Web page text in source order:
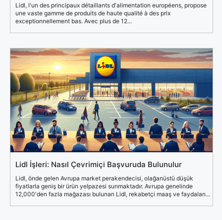
Lidl, l'un des principaux détaillants d'alimentation européens, propose
une vaste gamme de produits de haute qualité à des prix
exceptionnellement bas. Avec plus de 12...
Lidl İşleri: Nasıl Çevrimiçi Başvuruda Bulunulur
Lidl, önde gelen Avrupa market perakendecisi, olağanüstü düşük
fiyatlarla geniş bir ürün yelpazesi sunmaktadır. Avrupa genelinde
12,000'den fazla mağazası bulunan Lidl, rekabetçi maaş ve faydaları...